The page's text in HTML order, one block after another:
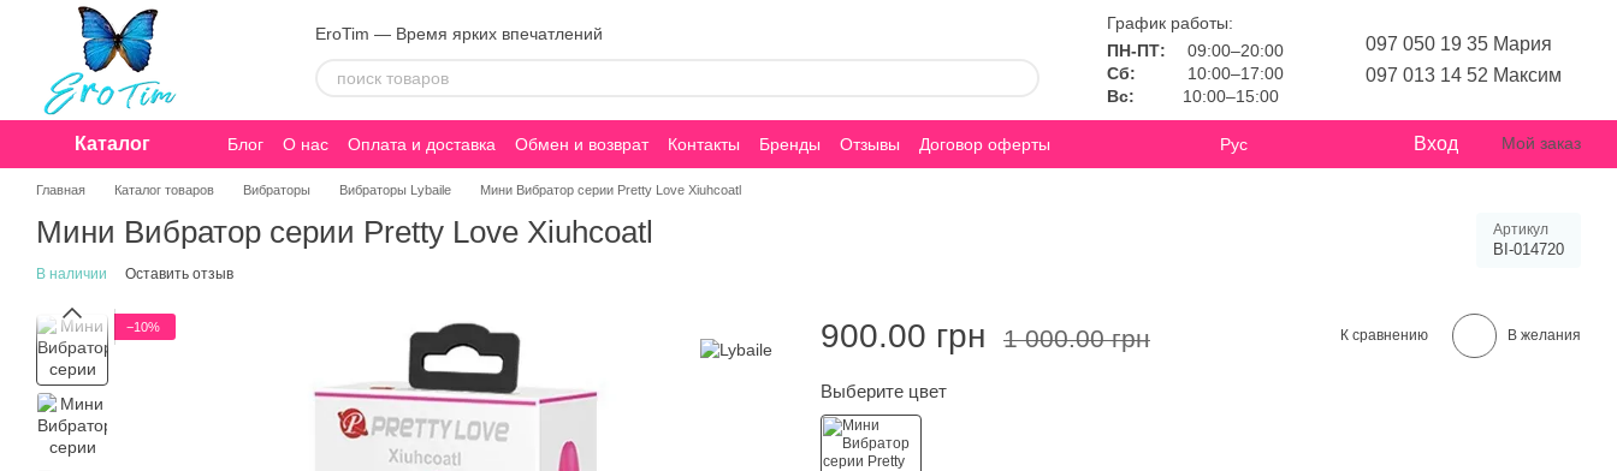
Перейти к основному контенту
EroTim — Время ярких впечатлений
График работы:
ПН-ПТ:
09:00–20:00
Сб:
10:00–17:00
Вс:
10:00–15:00
097 050 19 35 Мария
097 013 14 52 Максим
Каталог Блог О нас Оплата и доставка Обмен и возврат Контакты Бренды Отзывы
Договор оферты
Конфиденциальность
Рус Вход Мой заказ
Главная Каталог товаров Вибраторы Вибраторы Lybaile Мини Вибратор серии Pretty Love Xiuhcoatl
Мини Вибратор серии Pretty Love Xiuhcoatl Артикул
BI-014720
В наличии Оставить отзыв
−10% 900.00 грн 1 000.00 грн К сравнению В желания
Выберите цвет